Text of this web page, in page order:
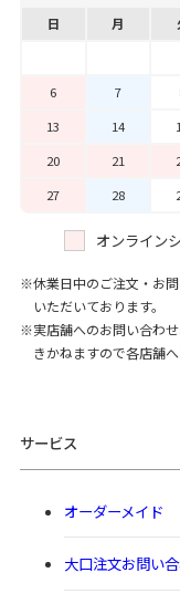
日 月
6
7
13
14
20
21
27
28
オンライン
休業日中のご注文・お
いただいております。
実店舗へのお問い合わ
きかねますので各店舗
サービス
オーダーメイド
大口注文お問い